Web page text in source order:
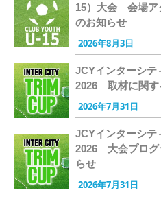
15）大会 会場ア
のお知らせ
2026年8月3日
JCYインターシテ
2026 取材に関す
2026年7月31日
JCYインターシテ
2026 大会プログ
らせ
2026年7月31日